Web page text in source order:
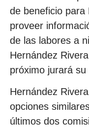
de beneficio para
proveer
de las labores a
Hernández
próximo jurará
Hernández
opciones
últimos dos